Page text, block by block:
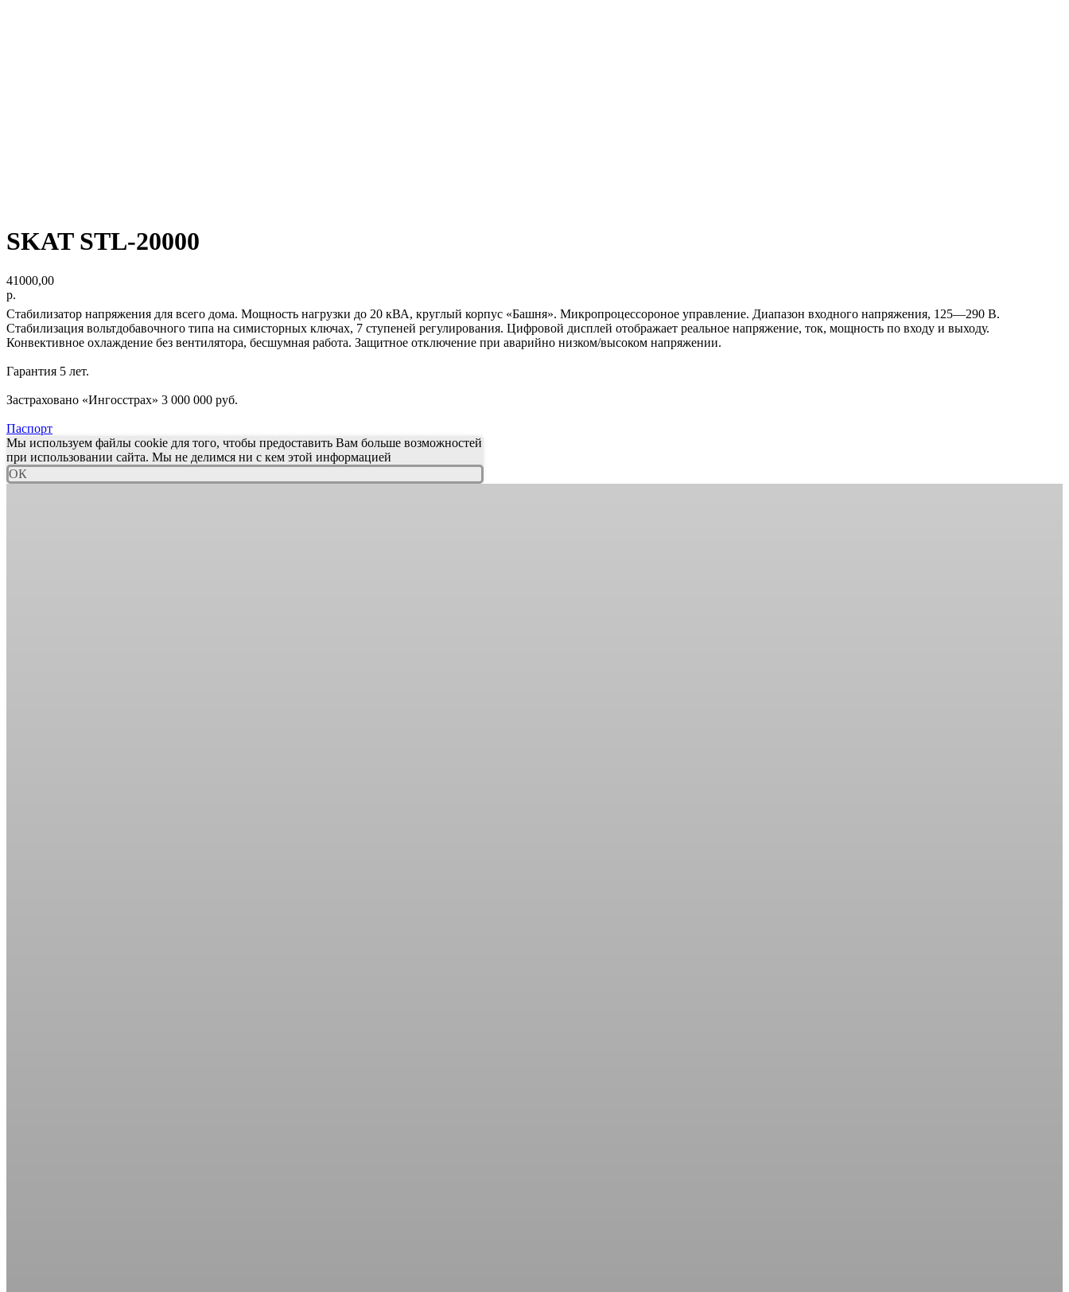
SKAT STL-20000
41000,00
р.
Стабилизатор напряжения для всего дома. Мощность нагрузки до 20 кВА, круглый корпус «Башня». Микропроцессороное управление. Диапазон входного напряжения, 125—290 В.
Стабилизация вольтдобавочного типа на симисторных ключах, 7 ступеней регулирования. Цифровой дисплей отображает реальное напряжение, ток, мощность по входу и выходу.
Конвективное охлаждение без вентилятора, бесшумная работа. Защитное отключение при аварийно низком/высоком напряжении.
Гарантия 5 лет.
Застраховано «Ингосстрах» 3 000 000 руб.
Паспорт
Мы используем файлы cookie для того, чтобы предоставить Вам больше возможностей
при использовании сайта. Мы не делимся ни с кем этой информацией
ОК